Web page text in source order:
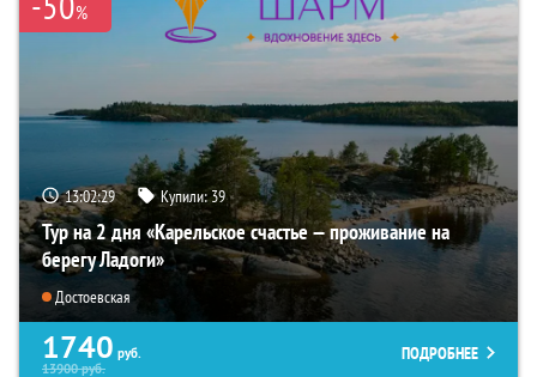
%
13:02:28 Купили:39
Тур на 2 дня «Карельское счастье — проживание на
берегу Ладоги»
Достоевская
1740 руб.
13900руб.
ПОДРОБНЕЕ